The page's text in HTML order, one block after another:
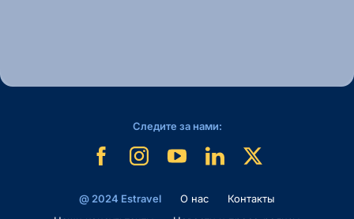
@ 2024 Estravel O нас
Контакты
Следите за нами: